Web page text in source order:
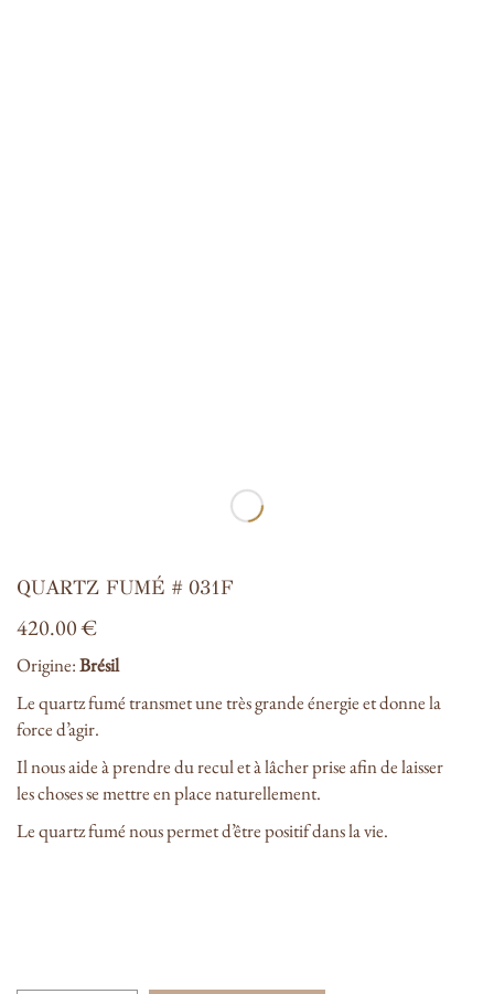
QUARTZ FUMÉ # 031F
420.00€
Origine:Brésil
Le quartz fumé transmet une très grande énergie et donne la
force d’agir.
Il nous aide à prendre du recul et à lâcher prise afin de laisser
les choses se mettre en place naturellement.
Le quartz fumé nous permet d’être positif dans la vie.